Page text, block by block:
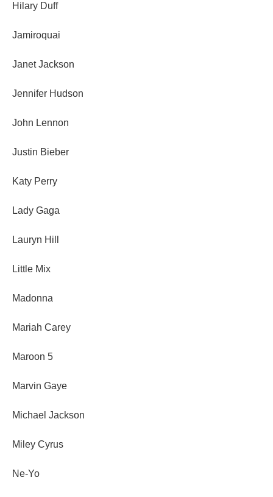
Hilary Duff
Jamiroquai
Janet Jackson
Jennifer Hudson
John Lennon
Justin Bieber
Katy Perry
Lady Gaga
Lauryn Hill
Little Mix
Madonna
Mariah Carey
Maroon 5
Marvin Gaye
Michael Jackson
Miley Cyrus
Ne-Yo